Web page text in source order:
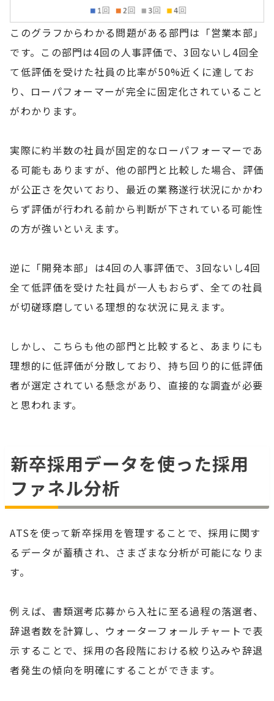
このグラフからわかる問題がある部門は「営業本部」
です。この部門は4回の人事評価で、3回ないし4回全
て低評価を受けた社員の比率が50%近くに達してお
り、ローパフォーマーが完全に固定化されていること
がわかります。
実際に約半数の社員が固定的なローパフォーマーであ
る可能もありますが、他の部門と比較した場合、評価
が公正さを欠いており、最近の業務遂行状況にかかわ
らず評価が行われる前から判断が下されている可能性
の方が強いといえます。
逆に「開発本部」は4回の人事評価で、3回ないし4回
全て低評価を受けた社員が一人もおらず、全ての社員
が切磋琢磨している理想的な状況に見えます。
しかし、こちらも他の部門と比較すると、あまりにも
理想的に低評価が分散しており、持ち回り的に低評価
者が選定されている懸念があり、直接的な調査が必要
と思われます。
新卒採用データを使った採用
ファネル分析
ATSを使って新卒採用を管理することで、採用に関す
るデータが蓄積され、さまざまな分析が可能になりま
す。
例えば、書類選考応募から入社に至る過程の落選者、
辞退者数を計算し、ウォーターフォールチャートで表
示することで、採用の各段階における絞り込みや辞退
者発生の傾向を明確にすることができます。